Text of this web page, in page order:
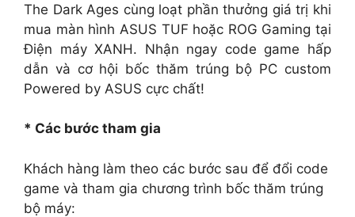
The Dark Ages cùng loạt phần thưởng giá trị khi
mua màn hình ASUS TUF hoặc ROG Gaming tại
Điện máy XANH. Nhận ngay code game hấp
dẫn và cơ hội bốc thăm trúng bộ PC custom
Powered by ASUS cực chất!
* Các bước tham gia
Khách hàng làm theo các bước sau để đổi code
game và tham gia chương trình bốc thăm trúng
bộ máy: